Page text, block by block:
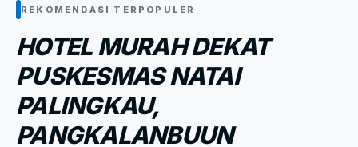
REKOMENDASI TERPOPULER
HOTEL MURAH DEKAT
PUSKESMAS NATAI
PALINGKAU,
PANGKALANBUUN